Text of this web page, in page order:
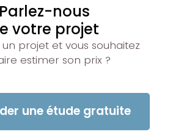
Parlez-nous
votre projet
un projet et vous souhaitez
estimer son prix ?
une étude gratuite